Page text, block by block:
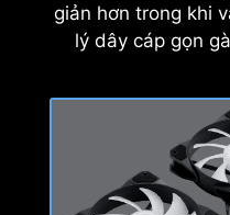
giản hơn trong khi
lý dây cáp gọn
2